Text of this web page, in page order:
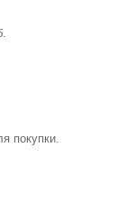
покупки.